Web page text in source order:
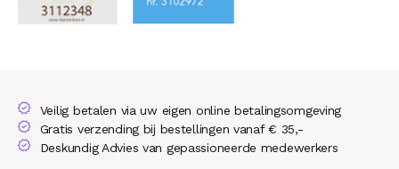
Veilig betalen via uw eigen online betalingsomgeving
Gratis verzending bij bestellingen vanaf € 35,-
Deskundig Advies van gepassioneerde medewerkers